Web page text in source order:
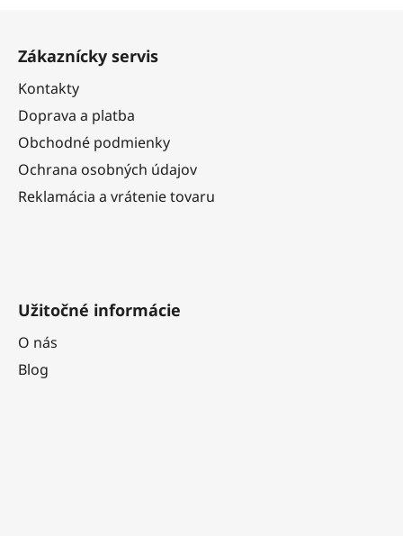
Zákaznícky servis
Kontakty
Doprava a platba
Obchodné podmienky
Ochrana osobných údajov
Reklamácia a vrátenie tovaru
Užitočné informácie
O nás
Blog